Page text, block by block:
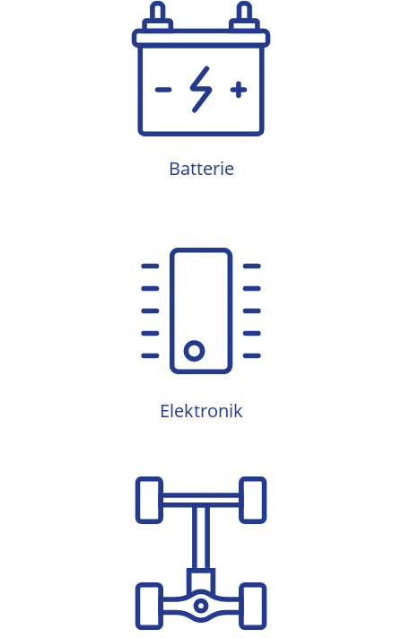
Batterie
Batterie
Elektronik